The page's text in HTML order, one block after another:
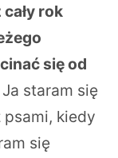
rok
się od
Ja staram się
kiedy
się